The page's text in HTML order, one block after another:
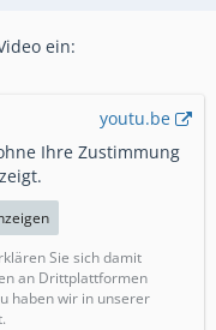
ein:
youtu.be
Ihre Zustimmung
Sie sich damit
an Drittplattformen
haben wir in unserer